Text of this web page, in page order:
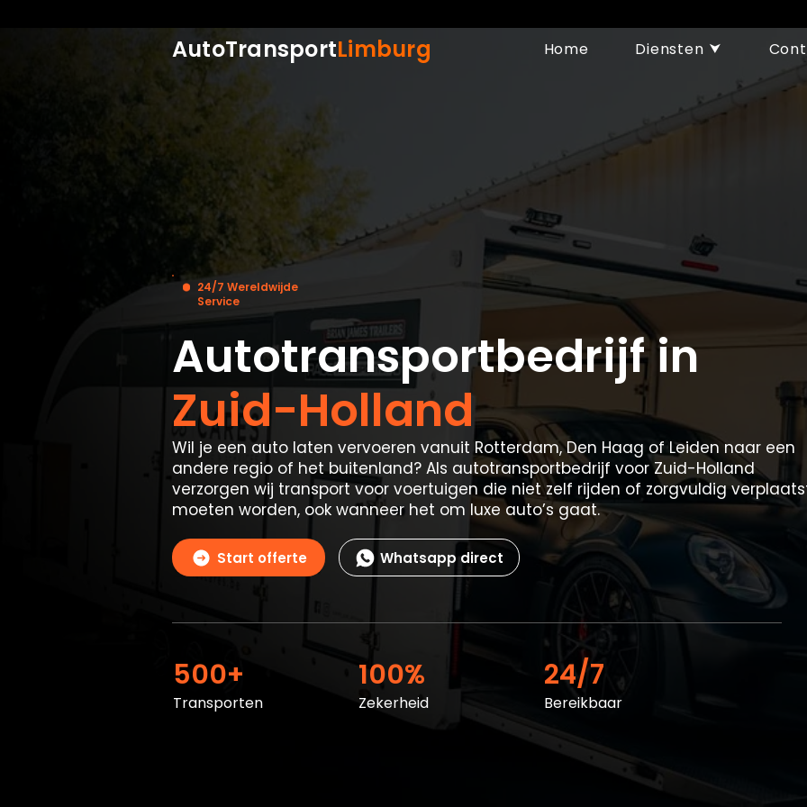
AutoTransportLimburg Home Diensten ⮟
24/7 Wereldwijde
Service
Autotransportbedrijf in
Zuid-Holland
Wil je een auto laten vervoeren vanuit Rotterdam, Den Haag of Leiden naar een
andere regio of het buitenland? Als autotransportbedrijf voor Zuid-Holland
verzorgen wij transport voor voertuigen die niet zelf rijden of zorgvuldig
moeten worden, ook wanneer het om luxe auto’s gaat.
Start offerte Whatsapp direct
500+
Transporten
100%
Zekerheid
24/7
Bereikbaar